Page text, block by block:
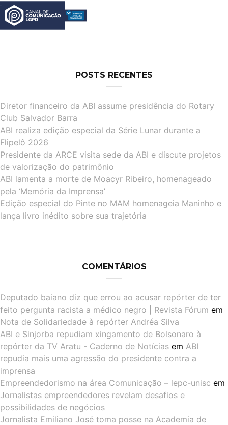
POSTS RECENTES
Diretor financeiro da ABI assume presidência do Rotary
Club Salvador Barra
ABI realiza edição especial da Série Lunar durante a
Flipelô 2026
Presidente da ARCE visita sede da ABI e discute projetos
de valorização do patrimônio
ABI lamenta a morte de Moacyr Ribeiro, homenageado
pela ‘Memória da Imprensa’
Edição especial do Pinte no MAM homenageia Maninho e
lança livro inédito sobre sua trajetória
COMENTÁRIOS
Deputado baiano diz que errou ao acusar repórter de ter
feito pergunta racista a médico negro | Revista Fórum em
Nota de Solidariedade à repórter Andréa Silva
ABI e Sinjorba repudiam xingamento de Bolsonaro à
repórter da TV Aratu - Caderno de Notícias em ABI
repudia mais uma agressão do presidente contra a
imprensa
Empreendedorismo na área Comunicação – lepc-unisc em
Jornalistas empreendedores revelam desafios e
possibilidades de negócios
Jornalista Emiliano José toma posse na Academia de